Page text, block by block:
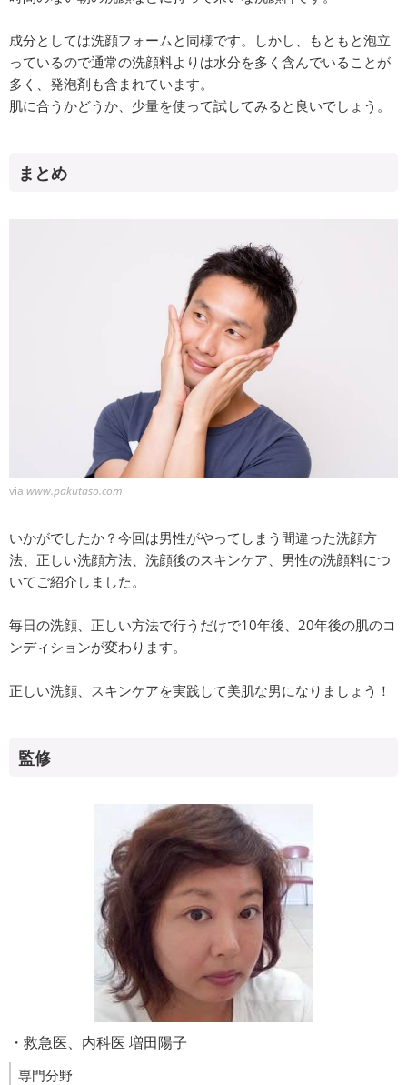
成分としては洗顔フォームと同様です。しかし、もともと泡立
っているので通常の洗顔料よりは水分を多く含んでいることが
多く、発泡剤も含まれています。
肌に合うかどうか、少量を使って試してみると良いでしょう。
まとめ
via www.pakutaso.com
いかがでしたか？今回は男性がやってしまう間違った洗顔方
法、正しい洗顔方法、洗顔後のスキンケア、男性の洗顔料につ
いてご紹介しました。
毎日の洗顔、正しい方法で行うだけで10年後、20年後の肌のコ
ンディションが変わります。
正しい洗顔、スキンケアを実践して美肌な男になりましょう！
監修
・救急医、内科医 増田陽子
専門分野